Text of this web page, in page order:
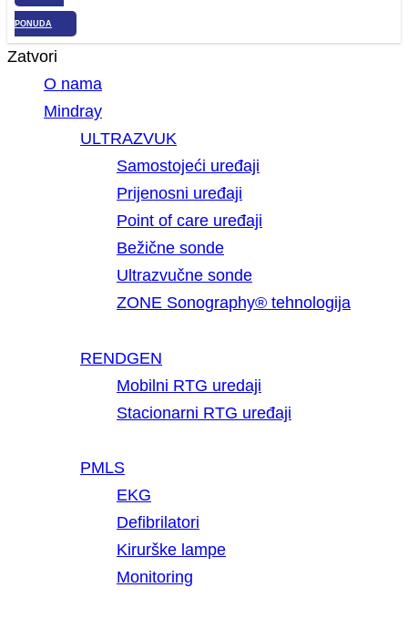
PONUDA
Zatvori
O nama
Mindray
ULTRAZVUK
Samostojeći uređaji
Prijenosni uređaji
Point of care uređaji
Bežične sonde
Ultrazvučne sonde
ZONE Sonography® tehnologija
RENDGEN
Mobilni RTG uredaji
Stacionarni RTG uređaji
PMLS
EKG
Defibrilatori
Kirurške lampe
Monitoring